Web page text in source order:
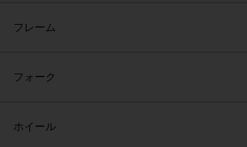
フレーム
フォーク
ホイール